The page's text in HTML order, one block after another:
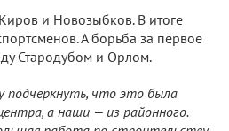
и Новозыбков. В итоге
А борьба за первое
Стародубом и Орлом.
подчеркнуть, что это была
а наши — из районного.